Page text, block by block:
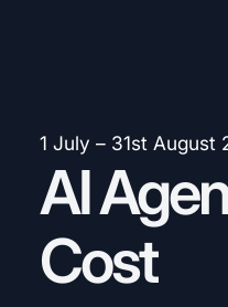
1 July – 31st August
AI
Cost